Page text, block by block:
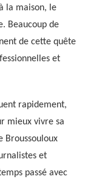
la maison, le
Beaucoup de
de cette quête
et
rapidement,
mieux vivre sa
Broussouloux
et
passé avec